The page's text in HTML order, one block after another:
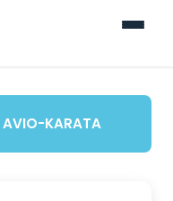
AVIO-KARATA